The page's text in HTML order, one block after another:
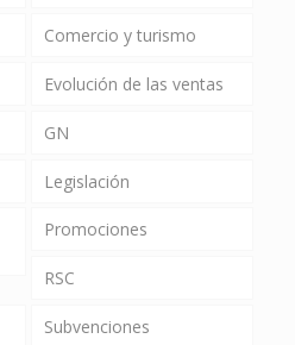
Comercio y turismo
Evolución de las ventas
GN
Legislación
Promociones
RSC
Subvenciones